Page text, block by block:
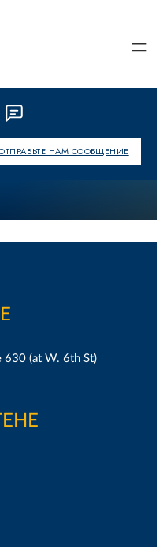
НАМ СООБЩЕНИЕ
630 (at W. 6th St)